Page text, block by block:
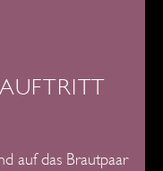
auf das Brautpaar